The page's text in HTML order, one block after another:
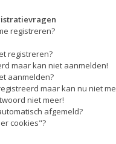
registreren?
registreren?
maar kan niet aanmelden!
aanmelden?
maar kan nu niet
niet meer!
afgemeld?
cookies"?